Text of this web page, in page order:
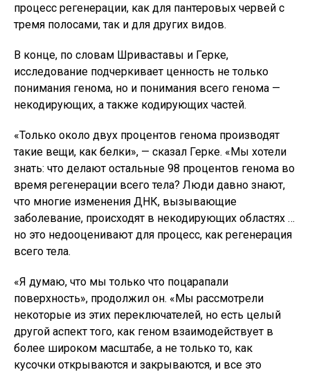
процесс регенерации, как для пантеровых червей с
тремя полосами, так и для других видов.
В конце, по словам Шриваставы и Герке,
исследование подчеркивает ценность не только
понимания генома, но и понимания всего генома —
некодирующих, а также кодирующих частей.
«Только около двух процентов генома производят
такие вещи, как белки», — сказал Герке. «Мы хотели
знать: что делают остальные 98 процентов генома во
время регенерации всего тела? Люди давно знают,
что многие изменения ДНК, вызывающие
заболевание, происходят в некодирующих областях …
но это недооценивают для процесс, как регенерация
всего тела.
«Я думаю, что мы только что поцарапали
поверхность», продолжил он. «Мы рассмотрели
некоторые из этих переключателей, но есть целый
другой аспект того, как геном взаимодействует в
более широком масштабе, а не только то, как
кусочки открываются и закрываются, и все это